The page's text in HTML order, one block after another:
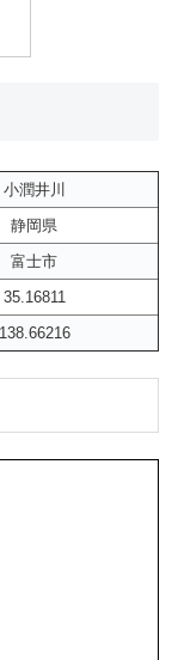
小潤井川
静岡県
富士市
35.16811
138.66216